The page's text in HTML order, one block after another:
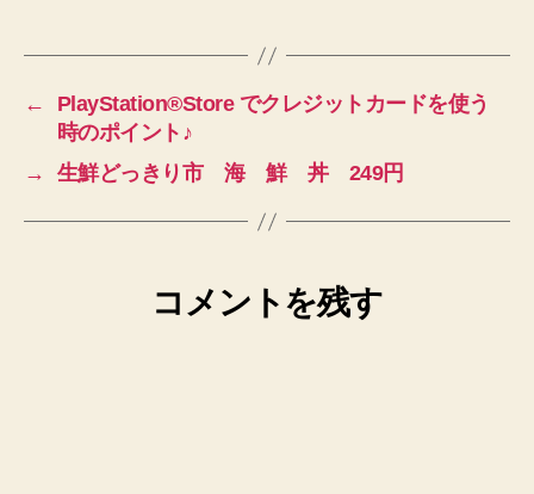
←
PlayStation®Store でクレジットカードを使う
時のポイント♪
→
生鮮どっきり市 海 鮮 丼 249円
コメントを残す